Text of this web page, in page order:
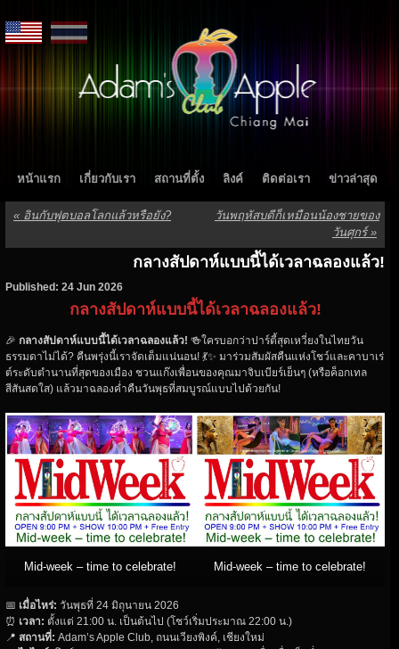
หน้าแรก เกี่ยวกับเรา สถานที่ตั้ง ลิงค์ ติดต่อเรา ข่าวล่าสุด
« อินกับฟุตบอลโลกแล้วหรือยัง?
วันพฤหัสบดีก็เหมือนน้องชายของ
วันศุกร์»
กลางสัปดาห์แบบนี้ได้เวลาฉลองแล้ว!
Published: 24 Jun 2026
กลางสัปดาห์แบบนี้ได้เวลาฉลองแล้ว!
🎉 กลางสัปดาห์แบบนี้ได้เวลาฉลองแล้ว! 🍻ใครบอกว่าปาร์ตี้สุดเหวี่ยงในไทยวัน
ธรรมดาไม่ได้? คืนพรุ่งนี้เราจัดเต็มแน่นอน! 💃✨ มาร่วมสัมผัสคืนแห่งโชว์และคาบาเร่
ต์ระดับตำนานที่สุดของเมือง ชวนแก๊งเพื่อนของคุณมาจิบเบียร์เย็นๆ (หรือค็อกเทล
สีสันสดใส) แล้วมาฉลองค่ำคืนวันพุธที่สมบูรณ์แบบไปด้วยกัน!
Mid-week – time to celebrate! Mid-week – time to celebrate!
📅 เมื่อไหร่: วันพุธที่ 24 มิถุนายน 2026
⏰ เวลา: ตั้งแต่ 21:00 น. เป็นต้นไป (โชว์เริ่มประมาณ 22:00 น.)
📍 สถานที่: Adam’s Apple Club, ถนนเวียงพิงค์, เชียงใหม่